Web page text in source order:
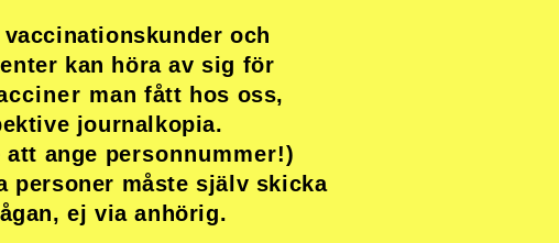
och
kan höra av sig för
man fått hos oss,
journalkopia.
att ange personnummer!)
personer måste själv skicka
ej via anhörig.